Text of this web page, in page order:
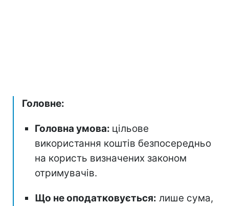
Головне:
Головна умова: цільове
використання коштів безпосередньо
на користь визначених законом
отримувачів.
Що не оподатковується: лише сума,